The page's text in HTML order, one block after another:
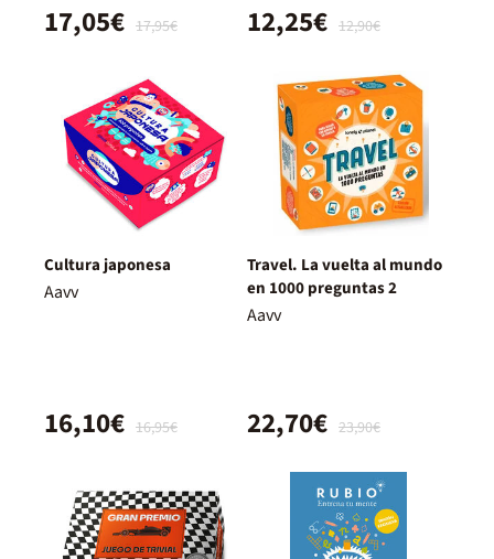
17,95€
17,05€ 12,90€
12,25€
Cultura japonesa
Aavv
16,95€
16,10€
Travel. La vuelta al mundo
en 1000 preguntas 2
Aavv
23,90€
22,70€